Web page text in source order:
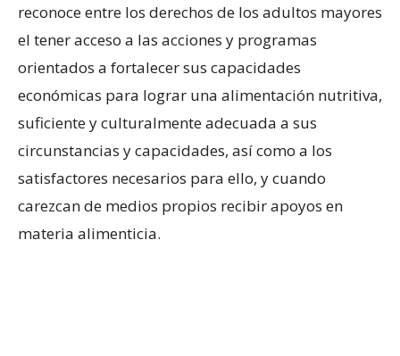
reconoce entre los derechos de los adultos mayores
el tener acceso a las acciones y programas
orientados a fortalecer sus capacidades
económicas para lograr una alimentación nutritiva,
suficiente y culturalmente adecuada a sus
circunstancias y capacidades, así como a los
satisfactores necesarios para ello, y cuando
carezcan de medios propios recibir apoyos en
materia alimenticia.